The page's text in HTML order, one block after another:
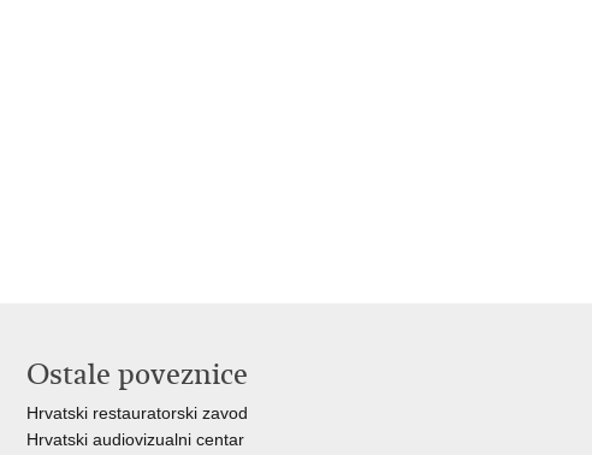
Ostale poveznice
Hrvatski restauratorski zavod
Hrvatski audiovizualni centar